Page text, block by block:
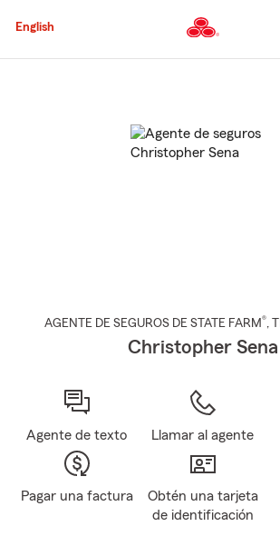
al
principal
English
AGENTE DE SEGUROS DE STATE FARM®,
Christopher Sena
Agente de texto Llamar al agente
Pagar una factura
Obtén una tarjeta
de identificación